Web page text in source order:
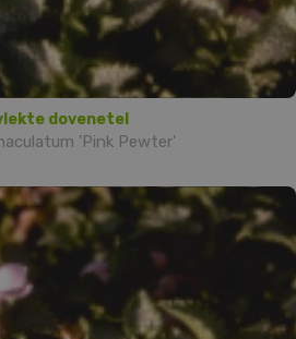
dovenetel
'Pink Pewter'